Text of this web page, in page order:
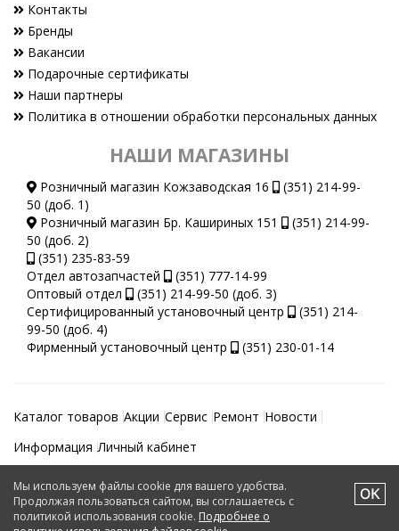
Контакты
Бренды
Вакансии
Подарочные сертификаты
Наши партнеры
Политика в отношении обработки персональных данных
НАШИ МАГАЗИНЫ
Розничный магазин Кожзаводская 16
(351) 214-99-
50 (доб. 1)
Розничный магазин Бр. Кашириных 151
(351) 214-99-
50 (доб. 2)
(351) 235-83-59
Отдел автозапчастей
(351) 777-14-99
Оптовый отдел
(351) 214-99-50 (доб. 3)
Сертифицированный установочный центр
(351) 214-
99-50 (доб. 4)
Фирменный установочный центр
(351) 230-01-14
Каталог товаров Акции Сервис Ремонт Новости
Информация Личный кабинет
Автотеатр © 2026.
Создание и поддержка
Мы используем файлы cookie для вашего удобства.
Продолжая пользоваться сайтом, вы соглашаетесь с
политикой использования cookie. Подробнее о